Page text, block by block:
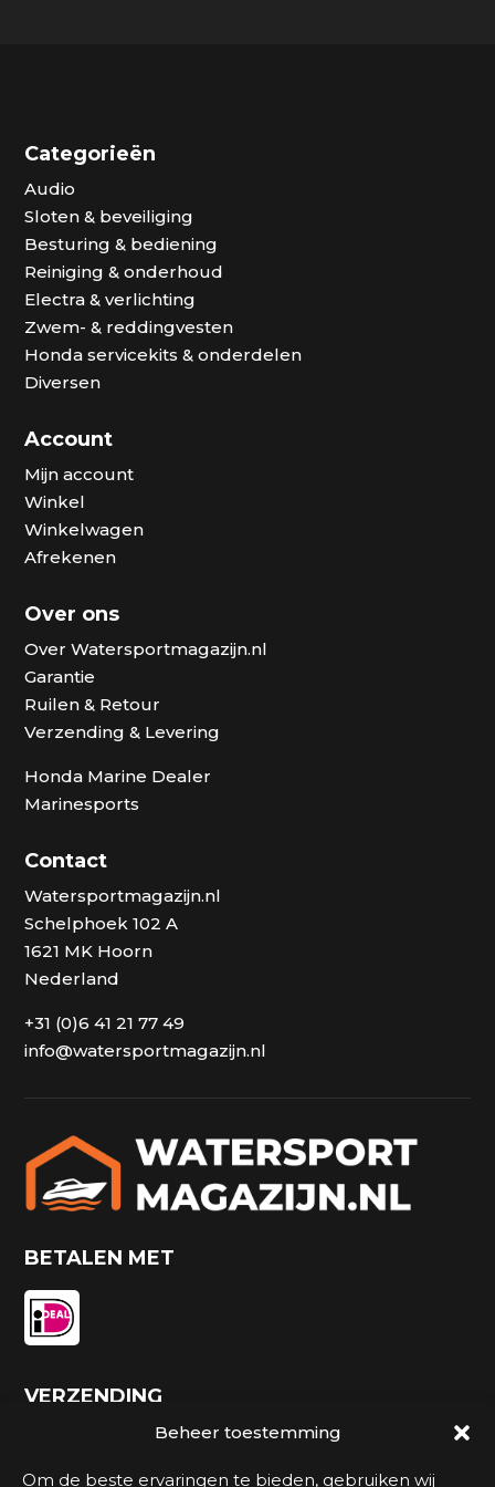
Beheer toestemming
Om de beste ervaringen te bieden, gebruiken wij
Categorieën
Audio
Sloten & beveiliging
Besturing & bediening
Reiniging & onderhoud
Electra & verlichting
Zwem- & reddingvesten
Honda servicekits & onderdelen
Diversen
Account
Mijn account
Winkel
Winkelwagen
Afrekenen
Over ons
Over Watersportmagazijn.nl
Garantie
Ruilen & Retour
Verzending & Levering
Honda Marine Dealer
Marinesports
Contact
Watersportmagazijn.nl
Schelphoek 102 A
1621 MK Hoorn
Nederland
+31 (0)6 41 21 77 49
info@watersportmagazijn.nl
BETALEN MET
VERZENDING